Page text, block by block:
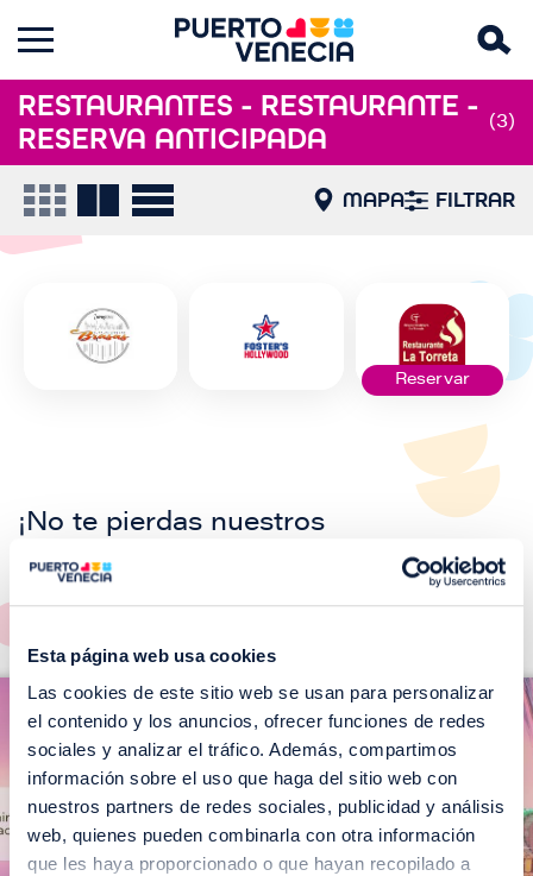
Esta página web usa cookies
Las cookies de este sitio web se usan para personalizar
el contenido y los anuncios, ofrecer funciones de redes
sociales y analizar el tráfico. Además, compartimos
información sobre el uso que haga del sitio web con
nuestros partners de redes sociales, publicidad y análisis
web, quienes pueden combinarla con otra información
que les haya proporcionado o que hayan recopilado a
RESTAURANTES - RESTAURANTE -
RESERVA ANTICIPADA
(3)
MAPA FILTRAR
Reservar
¡No te pierdas nuestros
EVENTOS!
Ver todos >
m
a
g
n
I
m